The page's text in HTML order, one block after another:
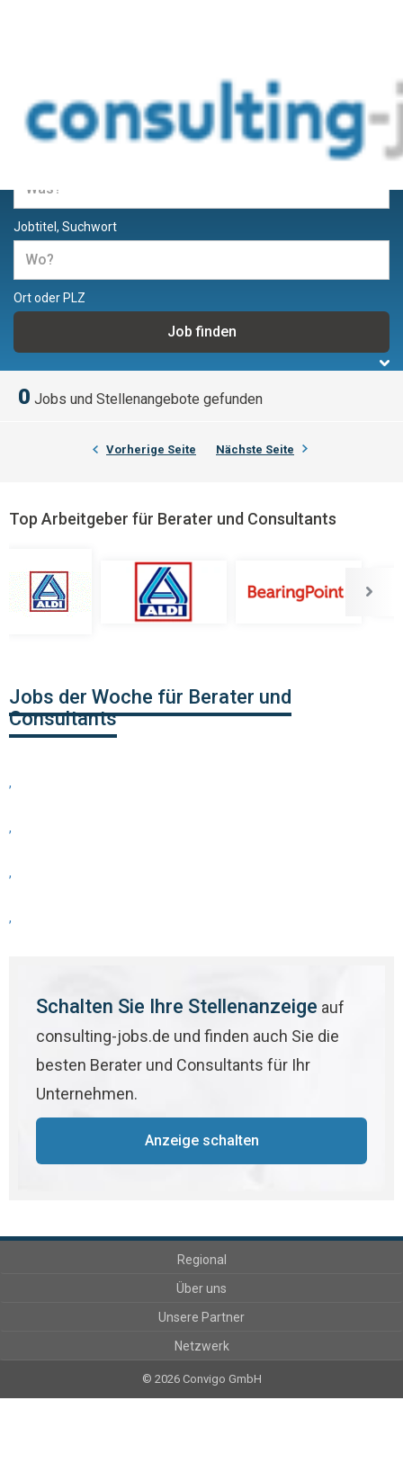
Jobs und Stellenangebote für
Berater und Consultants
Jobtitel, Suchwort
Ort oder PLZ
0 Jobs und Stellenangebote gefunden
Vorherige Seite Nächste Seite
Top Arbeitgeber für Berater und Consultants
Jobs der Woche für Berater und
Consultants
,
,
,
,
Schalten Sie Ihre Stellenanzeige auf
consulting-jobs.de und finden auch Sie die
besten Berater und Consultants für Ihr
Unternehmen.
Anzeige schalten
Regional
Über uns
Unsere Partner
Netzwerk
© 2026 Convigo GmbH